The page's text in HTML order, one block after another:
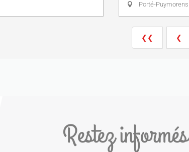
Porté-Puymorens
❮❮ ❮
Restez informés